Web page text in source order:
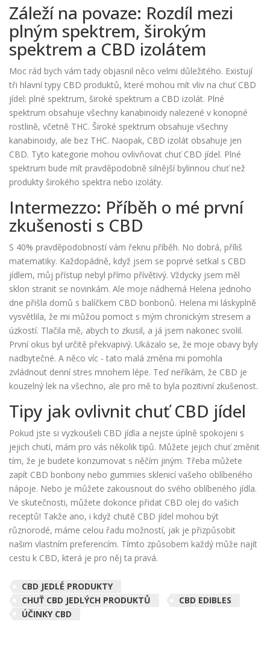
Záleží na povaze: Rozdíl mezi
plným spektrem, širokým
spektrem a CBD izolátem
Moc rád bych vám tady objasnil něco velmi důležitého. Existují
tři hlavní typy CBD produktů, které mohou mít vliv na chuť CBD
jídel: plné spektrum, široké spektrum a CBD izolát. Plné
spektrum obsahuje všechny kanabinoidy nalezené v konopné
rostlině, včetně THC. Široké spektrum obsahuje všechny
kanabinoidy, ale bez THC. Naopak, CBD izolát obsahuje jen
CBD. Tyto kategorie mohou ovlivňovat chuť CBD jídel. Plné
spektrum bude mít pravděpodobně silnější bylinnou chuť než
produkty širokého spektra nebo izoláty.
Intermezzo: Příběh o mé první
zkušenosti s CBD
S 40% pravděpodobností vám řeknu příběh. No dobrá, příliš
matematiky. Každopádně, když jsem se poprvé setkal s CBD
jídlem, můj přístup nebyl přímo přívětivý. Vždycky jsem měl
sklon stranit se novinkám. Ale moje nádherná Helena jednoho
dne přišla domů s balíčkem CBD bonbonů. Helena mi láskyplně
vysvětlila, že mi můžou pomoct s mým chronickým stresem a
úzkostí. Tlačila mě, abych to zkusil, a já jsem nakonec svolil.
První okus byl určitě překvapivý. Ukázalo se, že moje obavy byly
nadbytečné. A něco víc - tato malá změna mi pomohla
zvládnout denní stres mnohem lépe. Teď neříkám, že CBD je
kouzelný lek na všechno, ale pro mě to byla pozitivní zkušenost.
Tipy jak ovlivnit chuť CBD jídel
Pokud jste si vyzkoušeli CBD jídla a nejste úplně spokojeni s
jejich chutí, mám pro vás několik tipů. Můžete jejich chuť změnit
tím, že je budete konzumovat s něčím jiným. Třeba můžete
zapít CBD bonbony nebo gummies sklenicí vašeho oblíbeného
nápoje. Nebo je můžete zakousnout do svého oblíbeného jídla.
Ve skutečnosti, můžete dokonce přidat CBD olej do vašich
receptů! Takže ano, i když chutě CBD jídel mohou být
různorodé, máme celou řadu možností, jak je přizpůsobit
našim vlastním preferencím. Tímto způsobem každý může najít
cestu k CBD, která je pro něj ta pravá.
CBD JEDLÉ PRODUKTY
CHUŤ CBD JEDLÝCH PRODUKTŮ
CBD EDIBLES
ÚČINKY CBD